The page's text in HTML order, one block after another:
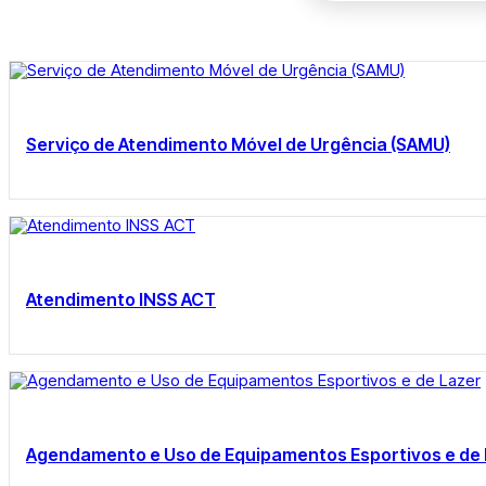
Serviço de Atendimento Móvel de Urgência (SAMU)
Atendimento INSS ACT
Agendamento e Uso de Equipamentos Esportivos e de